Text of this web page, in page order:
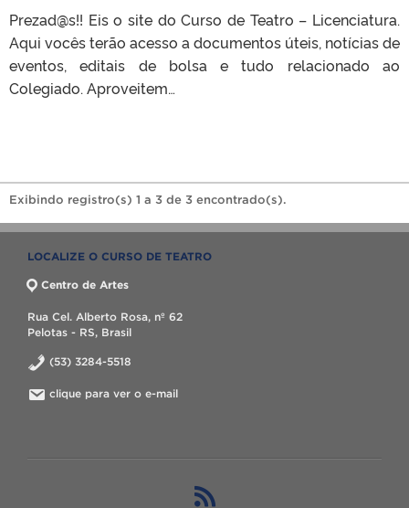
Prezad@s!! Eis o site do Curso de Teatro – Licenciatura.
Aqui vocês terão acesso a documentos úteis, notícias de
eventos, editais de bolsa e tudo relacionado ao
Colegiado. Aproveitem…
Exibindo registro(s) 1 a 3 de 3 encontrado(s).
LOCALIZE O CURSO DE TEATRO
Centro de Artes
Rua Cel. Alberto Rosa, nº 62
Pelotas - RS, Brasil
(53) 3284-5518
clique para ver o e-mail